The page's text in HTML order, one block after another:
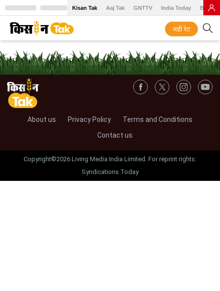
Kisan Tak Aaj Tak GNTTV India Today BT
मंडी रेट
About us Privacy Policy
Terms and Conditions
Contact us
Copyright©2026 Living Media India Limited. For reprint rights:
Syndications Today